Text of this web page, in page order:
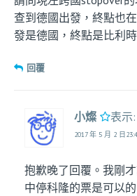
查到德國出發，終點也
發是德國，終點是比利
回覆
小燦 表示:
2017 年 5 月 2 日
抱歉晚了回覆。我剛
中停科隆的票是可以